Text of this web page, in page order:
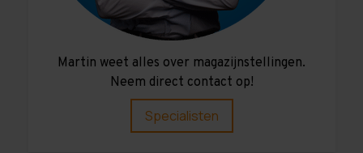
Martin weet alles over magazijnstellingen.
Neem direct contact op!
Specialisten